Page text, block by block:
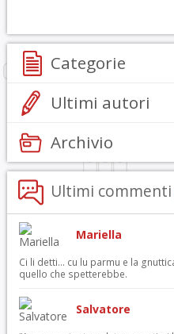
Categorie
Ultimi autori
Archivio
Ultimi commenti
Mariella
Ci li detti… cu lu parmu e la
quello che spetterebbe.
Salvatore